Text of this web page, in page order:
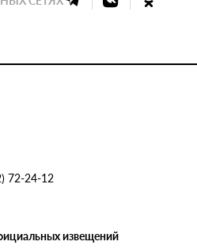
72-24-12
извещений